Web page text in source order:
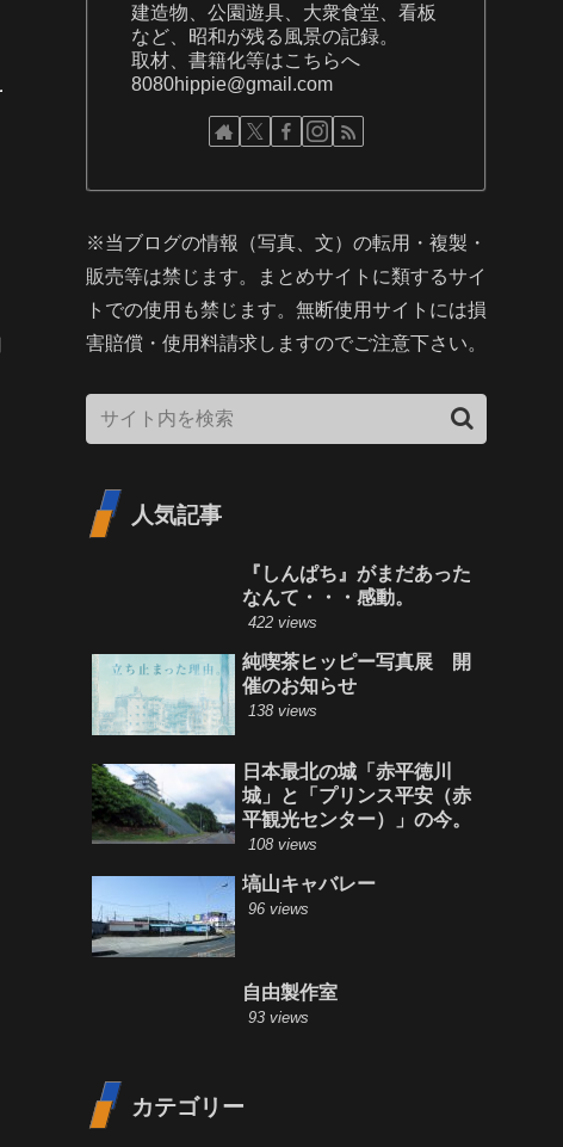
建造物、公園遊具、大衆食堂、看板
など、昭和が残る風景の記録。
取材、書籍化等はこちらへ
8080hippie@gmail.com
※当ブログの情報（写真、文）の転用・複製・
販売等は禁じます。まとめサイトに類するサイ
トでの使用も禁じます。無断使用サイトには損
害賠償・使用料請求しますのでご注意下さい。
人気記事
『しんぱち』がまだあった
なんて・・・感動。
422 views
純喫茶ヒッピー写真展 開
催のお知らせ
138 views
日本最北の城「赤平徳川
城」と「プリンス平安（赤
平観光センター）」の今。
108 views
塙山キャバレー
96 views
自由製作室
93 views
カテゴリー